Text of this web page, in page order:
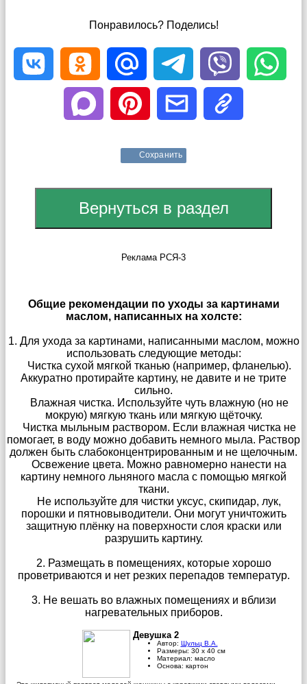
Понравилось? Поделись!
Сохранить
Реклама РСЯ-3
Общие рекомендации по уходы за картинами
маслом, написанных на холсте:
1. Для ухода за картинами, написанными маслом, можно
использовать следующие методы:
Чистка сухой мягкой тканью (например, фланелью).
Аккуратно протирайте картину, не давите и не трите
сильно.
Влажная чистка. Используйте чуть влажную (но не
мокрую) мягкую ткань или мягкую щёточку.
Чистка мыльным раствором. Если влажная чистка не
помогает, в воду можно добавить немного мыла. Раствор
должен быть слабоконцентрированным и не щелочным.
Освежение цвета. Можно равномерно нанести на
картину немного льняного масла с помощью мягкой
ткани.
Не используйте для чистки уксус, скипидар, лук,
порошки и пятновыводители. Они могут уничтожить
защитную плёнку на поверхности слоя краски или
разрушить картину.
2. Размещать в помещениях, которые хорошо
проветриваются и нет резких перепадов температур.
3. Не вешать во влажных помещениях и вблизи
нагревательных приборов.
Девушка 2
Автор: Шульц В.А.
Размеры: 30х 40см
Материал: масло
Основа: картон